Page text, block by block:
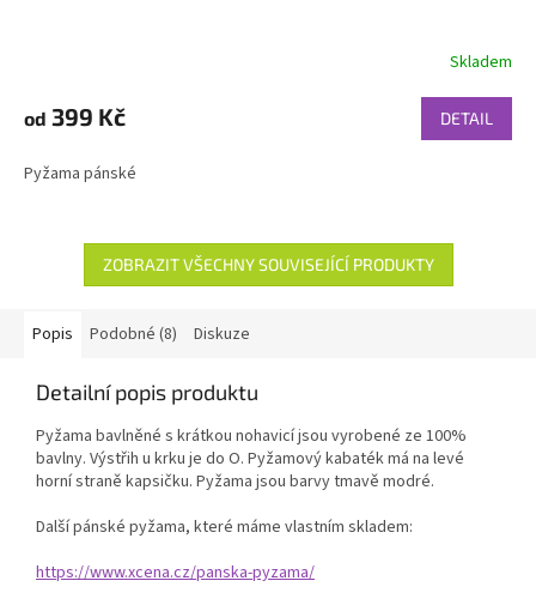
Skladem
od 399 Kč DETAIL
Pyžama pánské
ZOBRAZIT VŠECHNY SOUVISEJÍCÍ PRODUKTY
Popis Podobné (8) Diskuze
Detailní popis produktu
Pyžama bavlněné s krátkou nohavicí jsou vyrobené ze 100%
bavlny. Výstřih u krku je do O. Pyžamový kabaték má na levé
horní straně kapsičku. Pyžama jsou barvy tmavě modré.
Další pánské pyžama, které máme vlastním skladem:
https://www.xcena.cz/panska-pyzama/